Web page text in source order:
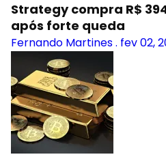
Strategy compra R$
após forte queda
Fernando Martines. fev 02,